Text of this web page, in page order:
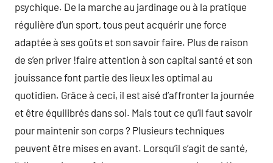
psychique. De la marche au jardinage ou à la pratique
régulière d’un sport, tous peut acquérir une force
adaptée à ses goûts et son savoir faire. Plus de raison
de s’en priver !faire attention à son capital santé et son
jouissance font partie des lieux les optimal au
quotidien. Grâce à ceci, il est aisé d’affronter la journée
et être équilibrés dans soi. Mais tout ce qu’il faut savoir
pour maintenir son corps ? Plusieurs techniques
peuvent être mises en avant. Lorsqu’il s’agit de santé,